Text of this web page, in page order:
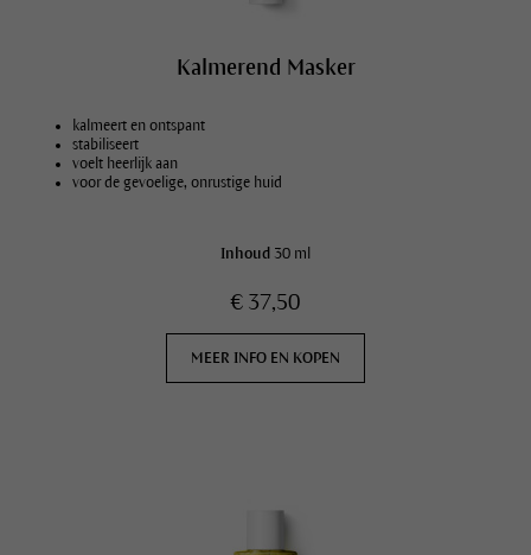
Kalmerend Masker
kalmeert en ontspant
stabiliseert
voelt heerlijk aan
voor de gevoelige, onrustige huid
Inhoud 30 ml
€ 37,50
MEER INFO EN KOPEN